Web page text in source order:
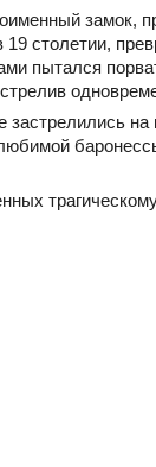
замок,
столетии,
пытался
на